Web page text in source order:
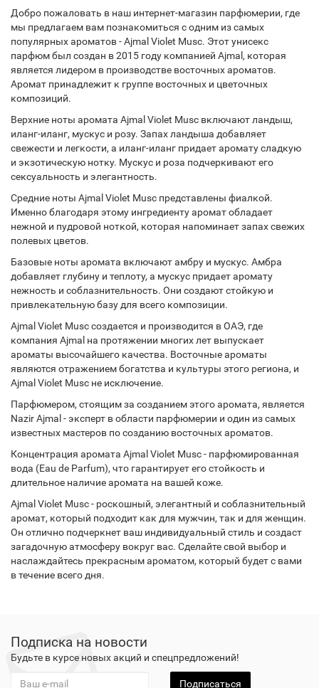
Добро пожаловать в наш интернет-магазин парфюмерии, где
мы предлагаем вам познакомиться с одним из самых
популярных ароматов - Ajmal Violet Musc. Этот унисекс
парфюм был создан в 2015 году компанией Ajmal, которая
является лидером в производстве восточных ароматов.
Аромат принадлежит к группе восточных и цветочных
композиций.
Верхние ноты аромата Ajmal Violet Musc включают ландыш,
иланг-иланг, мускус и розу. Запах ландыша добавляет
свежести и легкости, а иланг-иланг придает аромату сладкую
и экзотическую нотку. Мускус и роза подчеркивают его
сексуальность и элегантность.
Средние ноты Ajmal Violet Musc представлены фиалкой.
Именно благодаря этому ингредиенту аромат обладает
нежной и пудровой ноткой, которая напоминает запах свежих
полевых цветов.
Базовые ноты аромата включают амбру и мускус. Амбра
добавляет глубину и теплоту, а мускус придает аромату
нежность и соблазнительность. Они создают стойкую и
привлекательную базу для всего композиции.
Ajmal Violet Musc создается и производится в ОАЭ, где
компания Ajmal на протяжении многих лет выпускает
ароматы высочайшего качества. Восточные ароматы
являются отражением богатства и культуры этого региона, и
Ajmal Violet Musc не исключение.
Парфюмером, стоящим за созданием этого аромата, является
Nazir Ajmal - эксперт в области парфюмерии и один из самых
известных мастеров по созданию восточных ароматов.
Концентрация аромата Ajmal Violet Musc - парфюмированная
вода (Eau de Parfum), что гарантирует его стойкость и
длительное наличие аромата на вашей коже.
Ajmal Violet Musc - роскошный, элегантный и соблазнительный
аромат, который подходит как для мужчин, так и для женщин.
Он отлично подчеркнет ваш индивидуальный стиль и создаст
загадочную атмосферу вокруг вас. Сделайте свой выбор и
наслаждайтесь прекрасным ароматом, который будет с вами
в течение всего дня.
Подписка на новости
Будьте в курсе новых акций и спецпредложений!
Подписаться